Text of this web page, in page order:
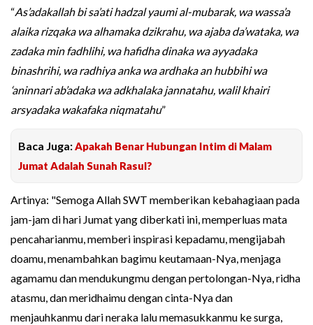
“As’adakallah bi sa’ati hadzal yaumi al-mubarak, wa wassa’a
alaika rizqaka wa alhamaka dzikrahu, wa ajaba da’wataka, wa
zadaka min fadhlihi, wa hafidha dinaka wa ayyadaka
binashrihi, wa radhiya anka wa ardhaka an hubbihi wa
‘aninnari ab’adaka wa adkhalaka jannatahu, walil khairi
arsyadaka wakafaka niqmatahu”
Baca Juga:Apakah Benar Hubungan Intim di Malam
Jumat Adalah Sunah Rasul?
Artinya: "Semoga Allah SWT memberikan kebahagiaan pada
jam-jam di hari Jumat yang diberkati ini, memperluas mata
pencaharianmu, memberi inspirasi kepadamu, mengijabah
doamu, menambahkan bagimu keutamaan-Nya, menjaga
agamamu dan mendukungmu dengan pertolongan-Nya, ridha
atasmu, dan meridhaimu dengan cinta-Nya dan
menjauhkanmu dari neraka lalu memasukkanmu ke surga,